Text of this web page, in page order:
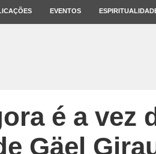
EVENTOS
é a vez
Gäel